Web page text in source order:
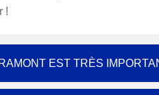
!
EST TRÈS